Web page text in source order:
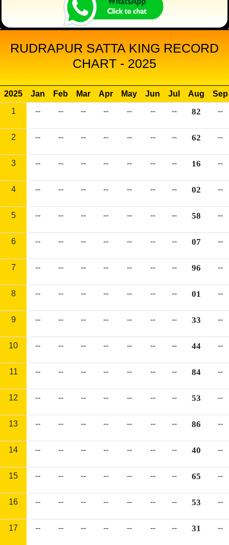
RUDRAPUR SATTA KING RECORD
CHART - 2025
2025 Jan Feb Mar Apr May Jun Jul Aug
Sep
1
-- -- -- -- -- -- -- 82 --
2 -- -- -- -- -- -- -- 62 --
3 -- -- -- -- -- -- -- 16 --
4 -- -- -- -- -- -- -- 02 --
5 -- -- -- -- -- -- -- 58 --
6 -- -- -- -- -- -- -- 07 --
7 -- -- -- -- -- -- -- 96 --
8 -- -- -- -- -- -- -- 01 --
9 -- -- -- -- -- -- -- 33 --
10 -- -- -- -- -- -- -- 44 --
11 -- -- -- -- -- -- -- 84 --
12 -- -- -- -- -- -- -- 53 --
13 -- -- -- -- -- -- -- 86 --
14 -- -- -- -- -- -- -- 40 --
15 -- -- -- -- -- -- -- 65 --
16 -- -- -- -- -- -- -- 53 --
17 -- -- -- -- -- -- -- 31 --